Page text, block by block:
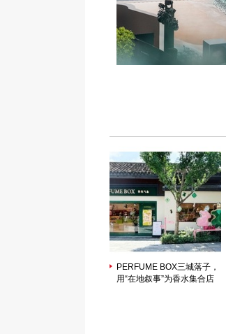
PERFUME BOX三城落子，
用“在地叙事”为香水集合店